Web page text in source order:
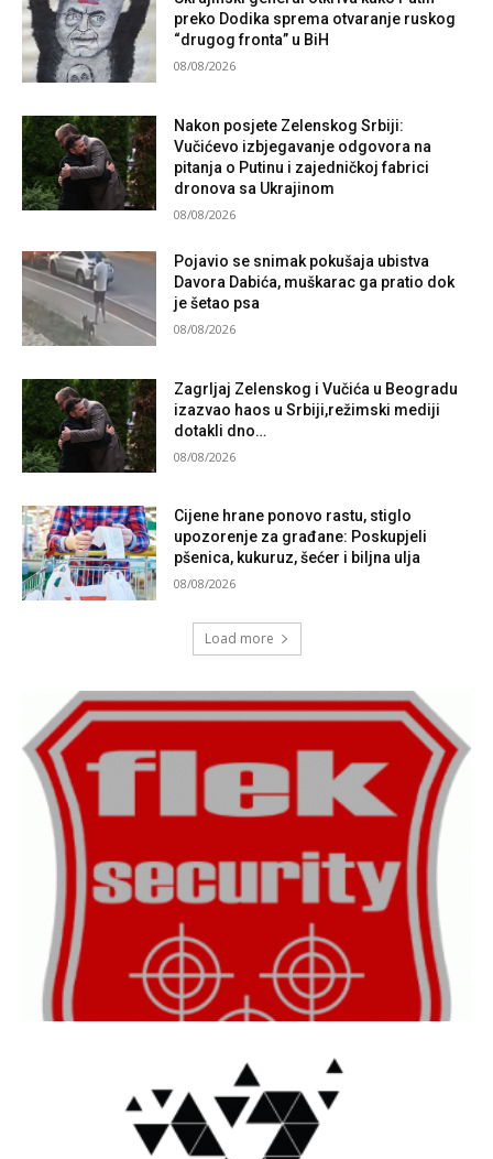
preko Dodika sprema otvaranje ruskog
“drugog fronta” u BiH
08/08/2026
Nakon posjete Zelenskog Srbiji:
Vučićevo izbjegavanje odgovora na
pitanja o Putinu i zajedničkoj fabrici
dronova sa Ukrajinom
08/08/2026
Pojavio se snimak pokušaja ubistva
Davora Dabića, muškarac ga pratio dok
je šetao psa
08/08/2026
Zagrljaj Zelenskog i Vučića u Beogradu
izazvao haos u Srbiji,režimski mediji
dotakli dno…
08/08/2026
Cijene hrane ponovo rastu, stiglo
upozorenje za građane: Poskupjeli
pšenica, kukuruz, šećer i biljna ulja
08/08/2026
Load more